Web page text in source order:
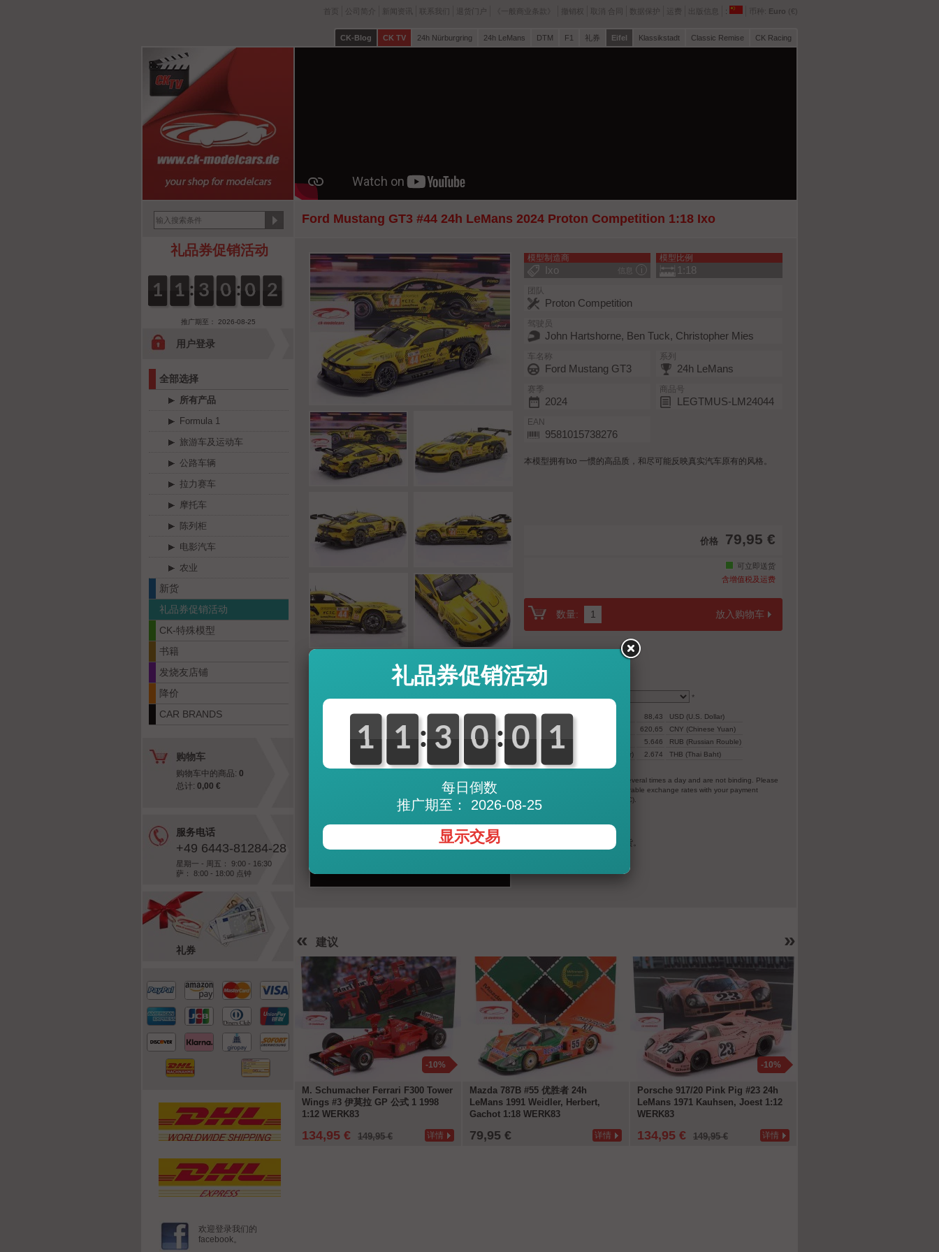
首页 公司简介 新闻资讯 联系我们 退货门户 《一般商业条款》 撤销权 取消 合同 数据保护 运费 出版信息 : 币种: Euro (€)
CK-Blog CK TV 24h Nürburgring 24h LeMans DTM F1 礼券 Eifel Klassikstadt Classic Remise CK Racing
礼品券促销活动
0
1
1 0
1
1 : 0
3
3 0
0
0 : 0
0
0 2
1
1
推广期至： 2026-08-25
用户登录
全部选择
所有产品
Formula 1
旅游车及运动车
公路车辆
拉力赛车
摩托车
陈列柜
电影汽车
农业
新货
礼品券促销活动
CK-特殊模型
书籍
发烧友店铺
降价
CAR BRANDS
购物车
购物车中的商品: 0
总计: 0,00 €
服务电话
+49 6443-81284-28
星期一 - 周五： 9:00 - 16:30
萨： 8:00 - 18:00 点钟
礼券
欢迎登录我们的
facebook。
Ford Mustang GT3 #44 24h LeMans 2024 Proton Competition 1:18 Ixo
模型制造商
信息
Ixo
模型比例
1:18
团队
Proton Competition
驾驶员
John Hartshorne, Ben Tuck, Christopher Mies
车名称
Ford Mustang GT3
系列
24h LeMans
赛季
2024
商品号
LEGTMUS-LM24044
EAN
9581015738276
本模型拥有Ixo 一惯的高品质，和尽可能反映真实汽车原有的风格。
价格 79,95 €
可立即送货
含增值税及运费
数量: 放入购物车
*
68,22 GBP (British Pound) 88,43
USD (U.S. Dollar)
87,63
620,65
CNY (Chinese Yuan)
9.638
5.646
RUB (Russian Rouble)
SGD (Singapore Dollar) 2.674 THB (Thai Baht)
* Exchange rates are updated several times a day and are not binding. Please
note that there may be less favorable exchange rates with your payment
provider (PayPal, credit cards, EC).
此商品在法兰克福店铺有存货。
« »
建议
-10%
LMGTE-Pro 24h LeMans 2018 Pink
Pig 1:12 Ixo
134,95 € 149,95 € 详情
-10%
M. Schumacher Ferrari F300 Tower
Wings #3 伊莫拉 GP 公式 1 1998
1:12 WERK83
134,95 € 149,95 € 详情
Mazda 787B #55 优胜者 24h
LeMans 1991 Weidler, Herbert,
Gachot 1:18 WERK83
79,95 € 详情
-10%
Porsche 917/20 Pink Pig #23 24h
LeMans 1971 Kauhsen, Joest 1:12
WERK83
134,95 € 149,95 € 详情
礼品券促销活动
0
1
1 0
1
1 : 0
3
3 0
0
0 : 0
0
0 1
0
1
每日倒数
推广期至： 2026-08-25
显示交易